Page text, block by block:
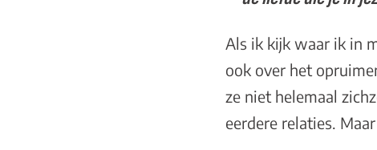
Als ik kijk waar ik in
ook over het
ze niet helemaal
eerdere relaties.